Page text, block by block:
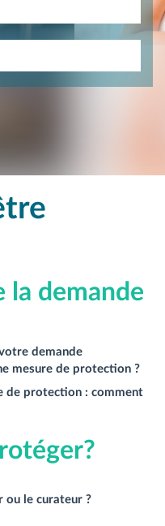
la demande
demande
mesure de protection ?
de protection : comment
ou le curateur ?